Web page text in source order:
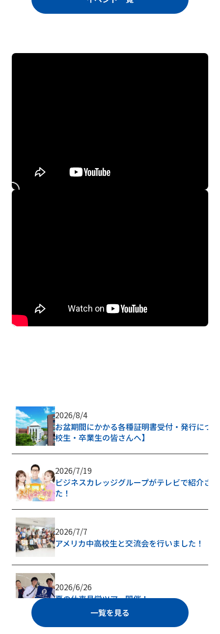
2026/8/4
お盆期間にかかる各種証明書受付・発行につ
校生・卒業生の皆さんへ】
2026/7/19
ビジネスカレッジグループがテレビで紹介さ
た！
2026/7/7
アメリカ中高校生と交流会を行いました！
2026/6/26
夏の仕事見学ツアー開催！
一覧を見る